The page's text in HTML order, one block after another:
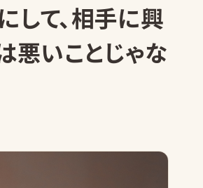
して、相手に興
悪いことじゃな